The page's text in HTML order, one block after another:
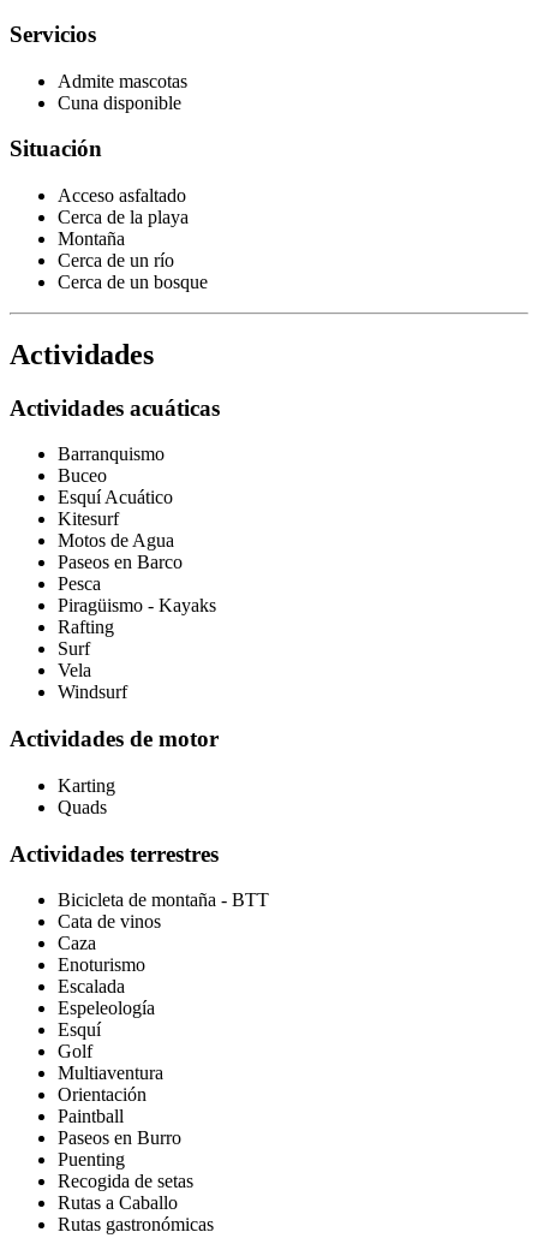
Servicios
Admite mascotas
Cuna disponible
Situación
Acceso asfaltado
Cerca de la playa
Montaña
Cerca de un río
Cerca de un bosque
Actividades
Actividades acuáticas
Barranquismo
Buceo
Esquí Acuático
Kitesurf
Motos de Agua
Paseos en Barco
Pesca
Piragüismo - Kayaks
Rafting
Surf
Vela
Windsurf
Actividades de motor
Karting
Quads
Actividades terrestres
Bicicleta de montaña - BTT
Cata de vinos
Caza
Enoturismo
Escalada
Espeleología
Esquí
Golf
Multiaventura
Orientación
Paintball
Paseos en Burro
Puenting
Recogida de setas
Rutas a Caballo
Rutas gastronómicas